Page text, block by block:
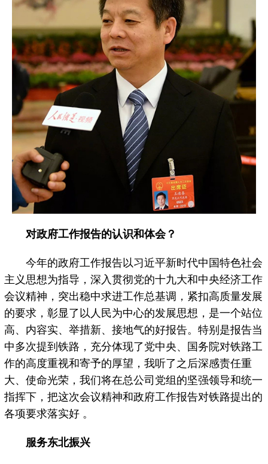
对政府工作报告的认识和体会？
今年的政府工作报告以习近平新时代中国特色社会
主义思想为指导，深入贯彻党的十九大和中央经济工作
会议精神，突出稳中求进工作总基调，紧扣高质量发展
的要求，彰显了以人民为中心的发展思想，是一个站位
高、内容实、举措新、接地气的好报告。特别是报告当
中多次提到铁路，充分体现了党中央、国务院对铁路工
作的高度重视和寄予的厚望，我听了之后深感责任重
大、使命光荣，我们将在总公司党组的坚强领导和统一
指挥下，把这次会议精神和政府工作报告对铁路提出的
各项要求落实好 。
服务东北振兴